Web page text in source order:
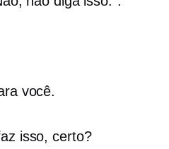
você.
isso, certo?